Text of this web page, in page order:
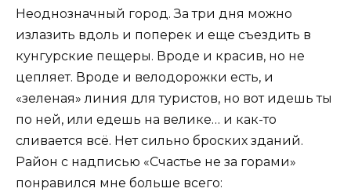
Неоднозначный город. За три дня можно
излазить вдоль и поперек и еще съездить в
кунгурские пещеры. Вроде и красив, но не
цепляет. Вроде и велодорожки есть, и
«зеленая» линия для туристов, но вот идешь ты
по ней, или едешь на велике… и как-то
сливается всё. Нет сильно броских зданий.
Район с надписью «Счастье не за горами»
понравился мне больше всего: